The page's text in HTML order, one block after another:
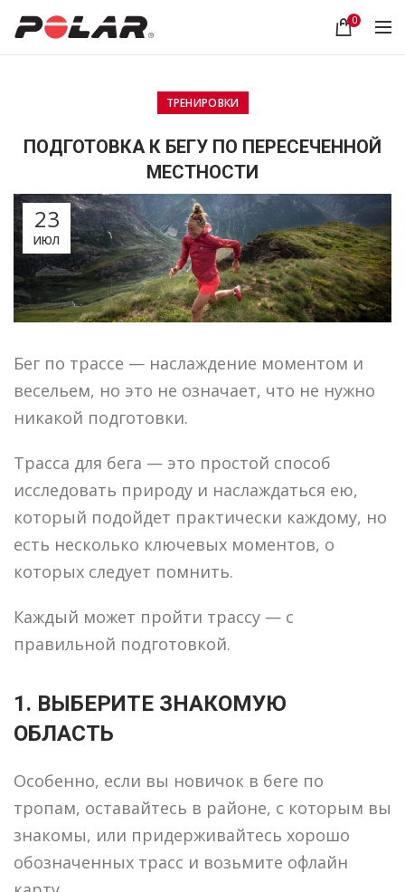
0
ТРЕНИРОВКИ
ПОДГОТОВКА К БЕГУ ПО ПЕРЕСЕЧЕННОЙ
МЕСТНОСТИ
23
ИЮЛ
Бег по трассе — наслаждение моментом и
весельем, но это не означает, что не нужно
никакой подготовки.
Трасса для бега — это простой способ
исследовать природу и наслаждаться ею,
который подойдет практически каждому, но
есть несколько ключевых моментов, о
которых следует помнить.
Каждый может пройти трассу — с
правильной подготовкой.
1. ВЫБЕРИТЕ ЗНАКОМУЮ
ОБЛАСТЬ
Особенно, если вы новичок в беге по
тропам, оставайтесь в районе, с которым вы
знакомы, или придерживайтесь хорошо
обозначенных трасс и возьмите офлайн